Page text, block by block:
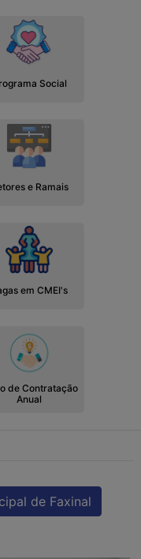
Social
e Ramais
em CMEI's
de Contratação
Anual
de Faxinal